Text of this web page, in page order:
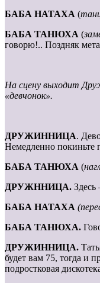
БАБА НАТАХА (
БАБА ТАНЮХА (
говорю!.. Поздняк
На сцену выходит
«девчонок».
ДРУЖИННИЦА.
Немедленно покиньте
БАБА ТАНЮХА (
ДРУЖННИЦА. Здесь
БАБА НАТАХА
БАБА ТАНЮХА.
ДРУЖИННИЦА.
будет вам 75, тогда и
подростковая